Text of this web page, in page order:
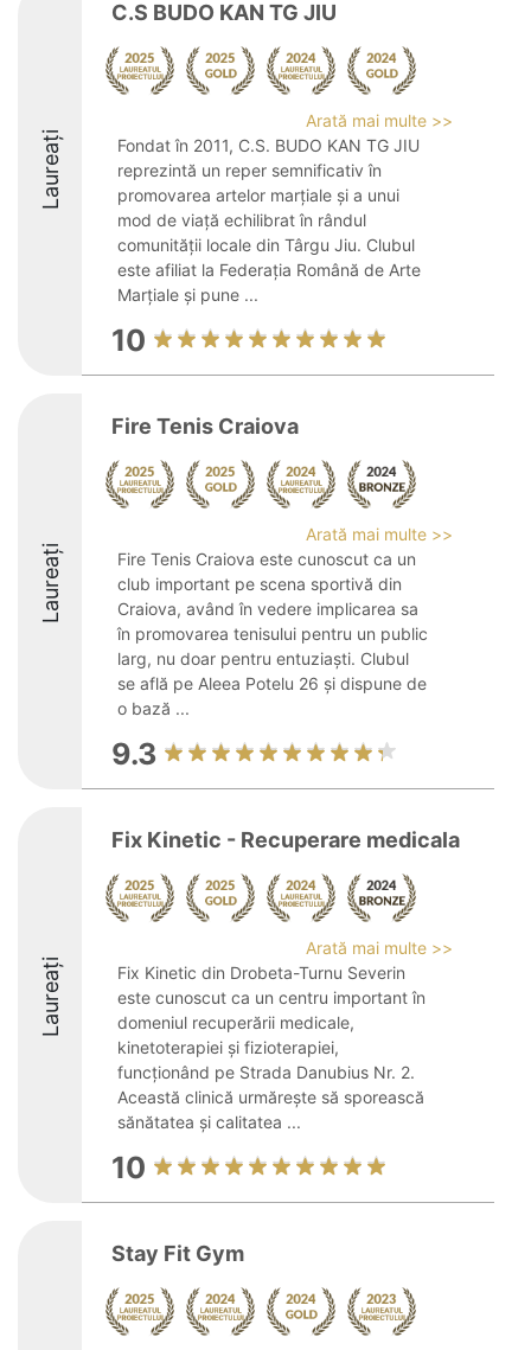
Laureați
C.S BUDO KAN TG JIU
Arată mai multe >>
Fondat în 2011, C.S. BUDO KAN TG JIU
reprezintă un reper semnificativ în
promovarea artelor marțiale și a unui
mod de viață echilibrat în rândul
comunității locale din Târgu Jiu. Clubul
este afiliat la Federația Română de Arte
Marțiale și pune ...
10
Laureați
Fire Tenis Craiova
Arată mai multe >>
Fire Tenis Craiova este cunoscut ca un
club important pe scena sportivă din
Craiova, având în vedere implicarea sa
în promovarea tenisului pentru un public
larg, nu doar pentru entuziaști. Clubul
se află pe Aleea Potelu 26 și dispune de
o bază ...
9.3
Laureați
Fix Kinetic - Recuperare medicala
Arată mai multe >>
Fix Kinetic din Drobeta-Turnu Severin
este cunoscut ca un centru important în
domeniul recuperării medicale,
kinetoterapiei și fizioterapiei,
funcționând pe Strada Danubius Nr. 2.
Această clinică urmărește să sporească
sănătatea și calitatea ...
10
Stay Fit Gym